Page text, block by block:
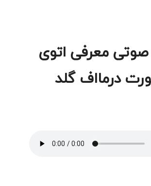
صوتی معرفی اتوی
درمااف گلد